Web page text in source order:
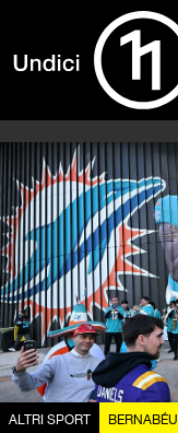
ALTRI SPORT BERNABÉU